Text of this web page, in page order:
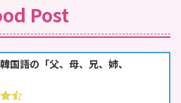
Post
国語の「父、母、兄、姉、